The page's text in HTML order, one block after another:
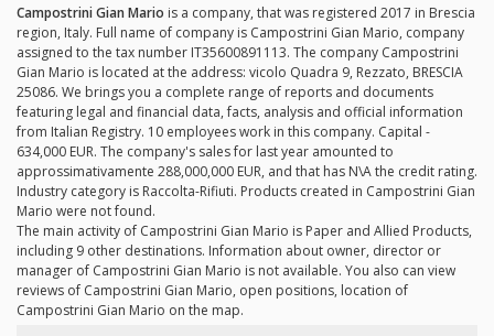
Campostrini Gian Mario is a company, that was registered 2017 in Brescia
region, Italy. Full name of company is Campostrini Gian Mario, company
assigned to the tax number IT35600891113. The company Campostrini
Gian Mario is located at the address: vicolo Quadra 9, Rezzato, BRESCIA
25086. We brings you a complete range of reports and documents
featuring legal and financial data, facts, analysis and official information
from Italian Registry. 10 employees work in this company. Capital -
634,000 EUR. The company's sales for last year amounted to
approssimativamente 288,000,000 EUR, and that has N\A the credit rating.
Industry category is Raccolta-Rifiuti. Products created in Campostrini Gian
Mario were not found.
The main activity of Campostrini Gian Mario is Paper and Allied Products,
including 9 other destinations. Information about owner, director or
manager of Campostrini Gian Mario is not available. You also can view
reviews of Campostrini Gian Mario, open positions, location of
Campostrini Gian Mario on the map.